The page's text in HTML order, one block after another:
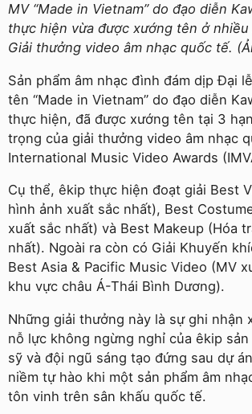
MV “Made in Vietnam” do đạo diễn
thực hiện vừa được xướng tên ở
Giải thưởng video âm nhạc quốc tế.
Sản phẩm âm nhạc đình đám dịp Đại
tên “Made in Vietnam” do đạo diễn
thực hiện, đã được xướng tên tại 3
trọng của giải thưởng video âm nhạc
International Music Video Awards
Cụ thể, êkip thực hiện đoạt giải Best
hình ảnh xuất sắc nhất), Best
xuất sắc nhất) và Best Makeup (Hóa
nhất). Ngoài ra còn có Giải Khuyến
Best Asia & Pacific Music Video (MV
khu vực châu Á-Thái Bình Dương).
Những giải thưởng này là sự ghi nhận
nỗ lực không ngừng nghỉ của êkip
sỹ và đội ngũ sáng tạo đứng sau dự
niềm tự hào khi một sản phẩm âm
tôn vinh trên sân khấu quốc tế.